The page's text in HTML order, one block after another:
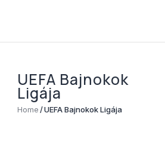
UEFA Bajnokok
Ligája
Home UEFA Bajnokok Ligája
Premier League 26/27
Férfi Csapat